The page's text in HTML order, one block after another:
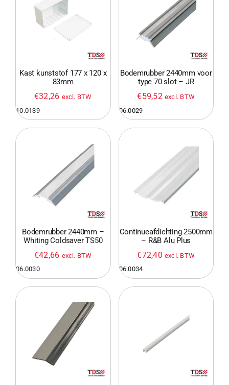
Kast kunststof 177 x 120 x
83mm
€32,26 excl. BTW
10.0139
Bodemrubber 2440mm voor
type 70 slot – JR
€59,52 excl. BTW
06.0029
Bodemrubber 2440mm –
Whiting Coldsaver TS50
€42,66 excl. BTW
06.0030
Continueafdichting 2500mm
– R&B Alu Plus
€72,40 excl. BTW
06.0034